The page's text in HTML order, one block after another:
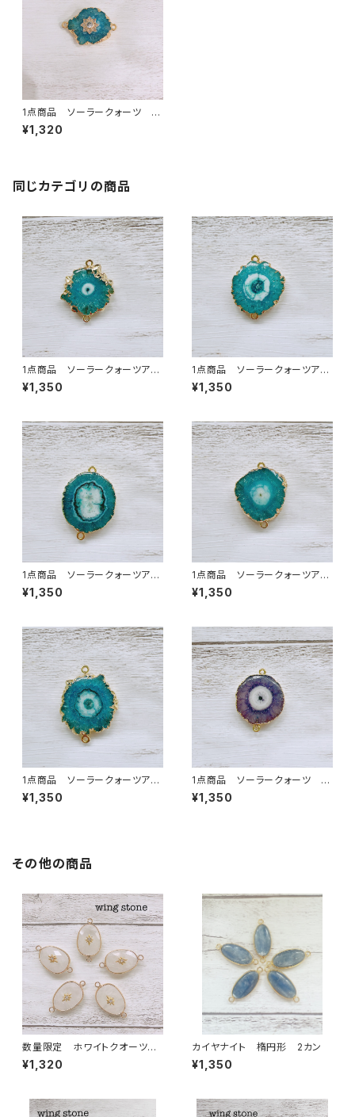
1点商品 ソーラークォーツ ワ
ンポイント付き 2カン アクア
⑧
¥1,320
同じカテゴリの商品
1点商品 ソーラークォーツアク
ア 2カン②
¥1,350
1点商品 ソーラークォーツアク
ア 2カン ④
¥1,350
1点商品 ソーラークォーツアク
ア 2カン ⑦
¥1,350
1点商品 ソーラークォーツアク
ア 2カン ⑧
¥1,350
1点商品 ソーラークォーツアク
ア 2カン ⑨
¥1,350
1点商品 ソーラークォーツ グ
レージュパープル 2カン
¥1,350
その他の商品
数量限定 ホワイトクオーツ
ワンポイント付き 2カン
¥1,320
カイヤナイト 楕円形 2カン
¥1,350